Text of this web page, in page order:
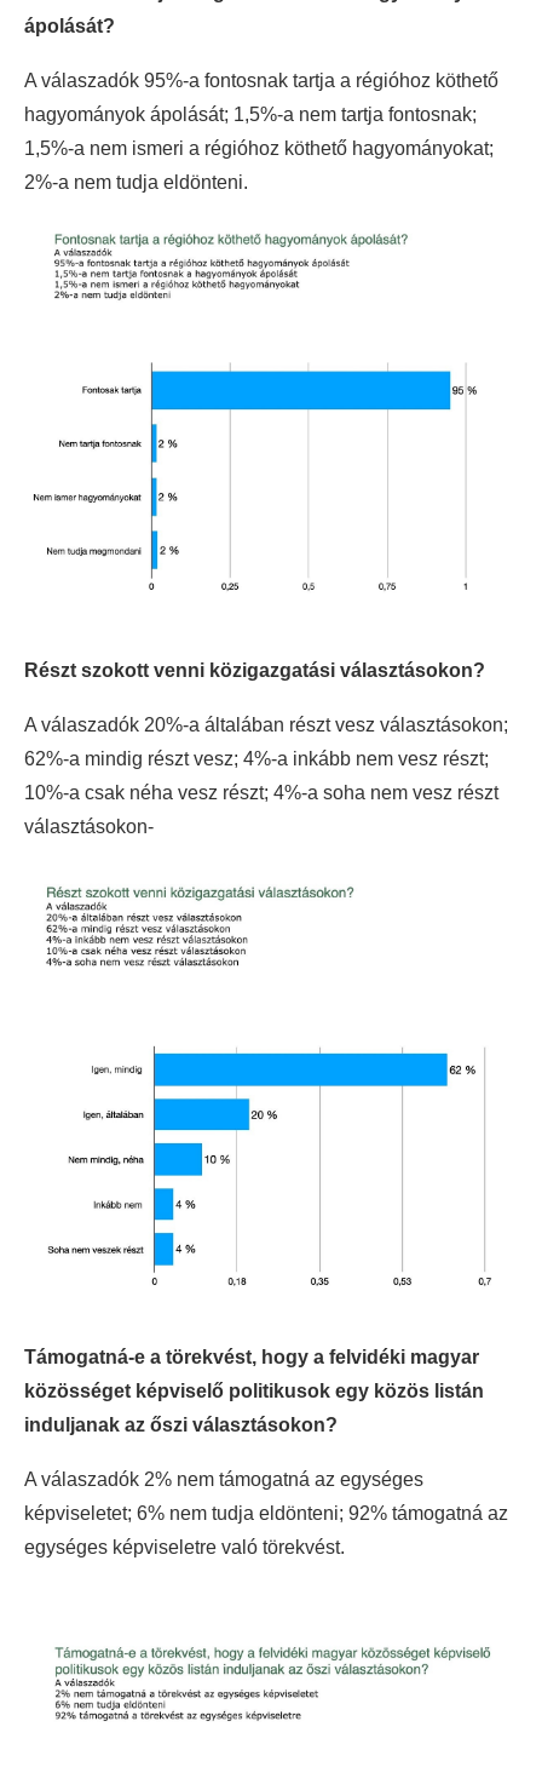
ápolását?
A válaszadók 95%-a fontosnak tartja a régióhoz köthető
hagyományok ápolását; 1,5%-a nem tartja fontosnak;
1,5%-a nem ismeri a régióhoz köthető hagyományokat;
2%-a nem tudja eldönteni.
Részt szokott venni közigazgatási választásokon?
A válaszadók 20%-a általában részt vesz választásokon;
62%-a mindig részt vesz; 4%-a inkább nem vesz részt;
10%-a csak néha vesz részt; 4%-a soha nem vesz részt
választásokon-
Támogatná-e a törekvést, hogy a felvidéki magyar
közösséget képviselő politikusok egy közös listán
induljanak az őszi választásokon?
A válaszadók 2% nem támogatná az egységes
képviseletet; 6% nem tudja eldönteni; 92% támogatná az
egységes képviseletre való törekvést.